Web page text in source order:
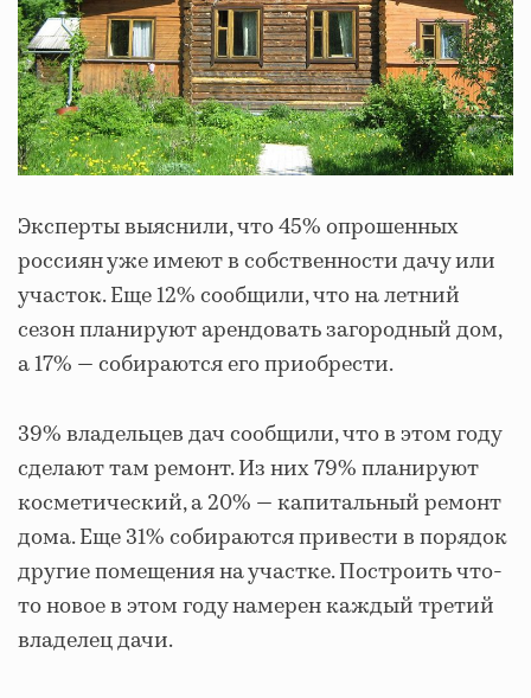
Эксперты выяснили, что 45% опрошенных
россиян уже имеют в собственности дачу или
участок. Еще 12% сообщили, что на летний
сезон планируют арендовать загородный дом,
а 17% — собираются его приобрести.
39% владельцев дач сообщили, что в этом году
сделают там ремонт. Из них 79% планируют
косметический, а 20% — капитальный ремонт
дома. Еще 31% собираются привести в порядок
другие помещения на участке. Построить что-
то новое в этом году намерен каждый третий
владелец дачи.